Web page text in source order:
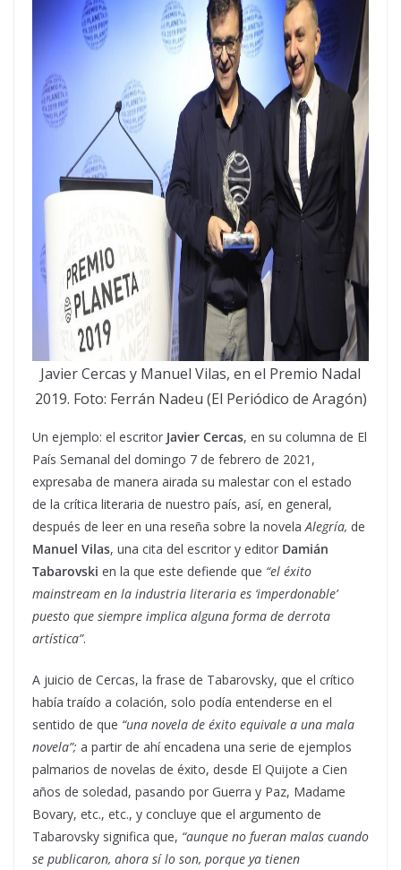
Javier Cercas y Manuel Vilas, en el Premio Nadal
2019. Foto: Ferrán Nadeu (El Periódico de Aragón)
Un ejemplo: el escritor Javier Cercas, en su columna de El
País Semanal del domingo 7 de febrero de 2021,
expresaba de manera airada su malestar con el estado
de la crítica literaria de nuestro país, así, en general,
después de leer en una reseña sobre la novelaAlegría, de
Manuel Vilas, una cita del escritor y editor Damián
Tabarovski en la que este defiende que “el éxito
mainstream en la industria literaria es ‘imperdonable’
puesto que siempre implica alguna forma de derrota
artística”.
A juicio de Cercas, la frase de Tabarovsky, que el crítico
había traído a colación, solo podía entenderse en el
sentido de que “una novela de éxito equivale a una mala
novela”; a partir de ahí encadena una serie de ejemplos
palmarios de novelas de éxito, desde El Quijote a Cien
años de soledad, pasando por Guerra y Paz, Madame
Bovary, etc., etc., y concluye que el argumento de
Tabarovsky significa que, “aunque no fueran malas cuando
se publicaron, ahora sí lo son, porque ya tienen